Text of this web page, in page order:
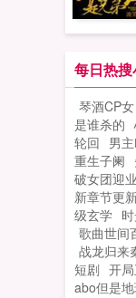
每日热
琴酒CP女
是谁杀的
轮回 男
重生子阑
破女团迎业
新章节更
级玄学
歌曲世间
战龙归来
短剧 开
abo但是